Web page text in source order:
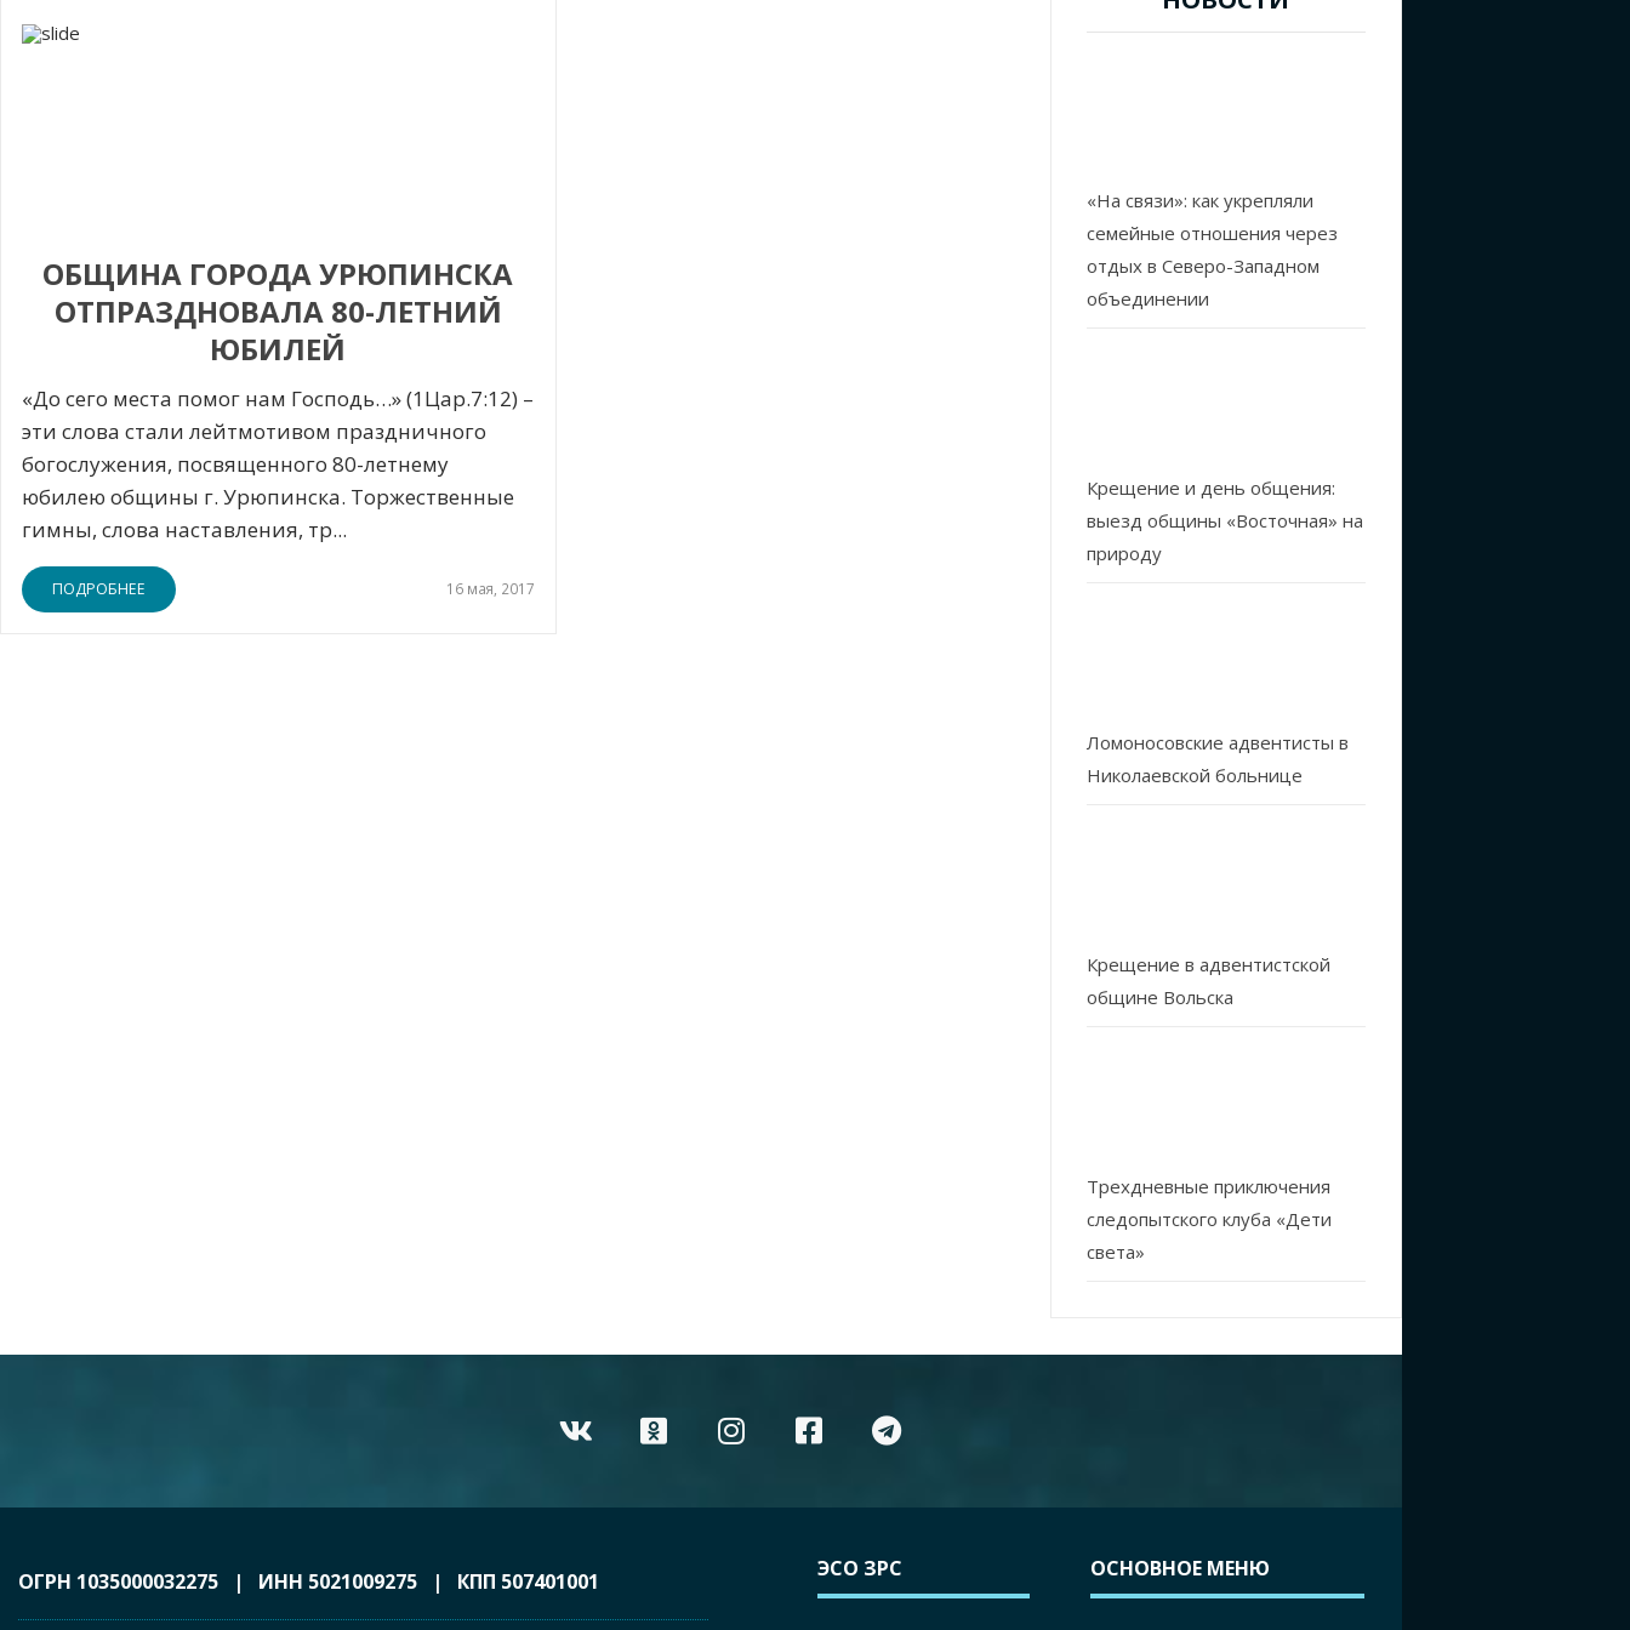
ОБЩИНА ГОРОДА УРЮПИНСКА
ОТПРАЗДНОВАЛА 80-ЛЕТНИЙ
ЮБИЛЕЙ
«До сего места помог нам Господь…» (1Цар.7:12) –
эти слова стали лейтмотивом праздничного
богослужения, посвященного 80-летнему
юбилею общины г. Урюпинска. Торжественные
гимны, слова наставления, тр...
ПОДРОБНЕЕ 16 мая, 2017
«На связи»: как укрепляли
семейные отношения через
отдых в Северо-Западном
объединении
Крещение и день общения:
выезд общины «Восточная» на
природу
Ломоносовские адвентисты в
Николаевской больнице
Крещение в адвентистской
общине Вольска
Трехдневные приключения
следопытского клуба «Дети
света»
ОГРН 1035000032275 | ИНН 5021009275 | КПП 507401001 ЭСО ЗРС ОСНОВНОЕ МЕНЮ